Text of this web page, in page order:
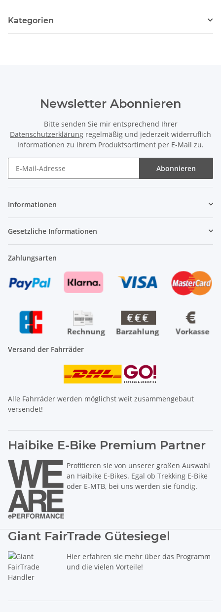
Kategorien
Newsletter Abonnieren
Bitte senden Sie mir entsprechend Ihrer
Datenschutzerklärung regelmäßig und jederzeit widerruflich
Informationen zu Ihrem Produktsortiment per E-Mail zu.
Abonnieren
Informationen
Gesetzliche Informationen
Zahlungsarten
Versand der Fahrräder
Alle Fahrräder werden möglichst weit zusammengebaut
versendet!
Haibike E-Bike Premium Partner
Profitieren sie von unserer großen Auswahl
an Haibike E-Bikes. Egal ob Trekking E-Bike
oder E-MTB, bei uns werden sie fündig.
Giant FairTrade Gütesiegel
Hier erfahren sie mehr über das Programm
und die vielen Vorteile!